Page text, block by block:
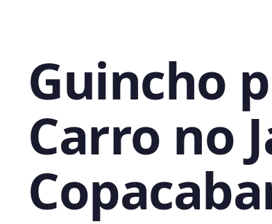
Guincho
Carro no